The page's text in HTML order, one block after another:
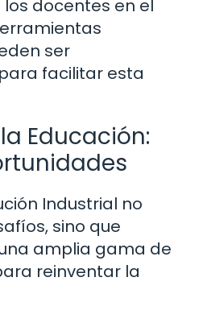
docentes en el
ser
facilitar esta
Educación:
Industrial no
sino que
amplia gama de
reinventar la